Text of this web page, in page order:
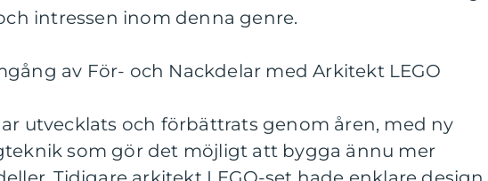
intressen inom denna genre.
av För- och Nackdelar med Arkitekt LEGO
utvecklats och förbättrats genom åren, med ny
som gör det möjligt att bygga ännu mer